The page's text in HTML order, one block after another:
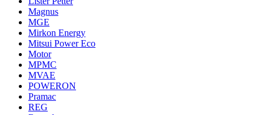
Magnus
MGE
Mirkon Energy
Mitsui Power Eco
Motor
MPMC
MVAE
POWERON
Pramac
REG